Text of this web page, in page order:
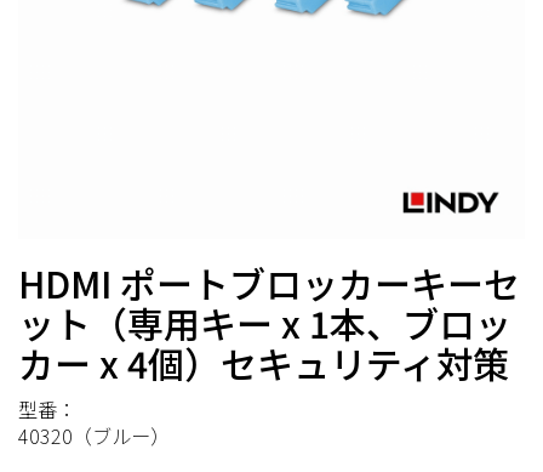
HDMI ポートブロッカーキーセ
ット（専用キー x 1本、ブロッ
カー x 4個）セキュリティ対策
型番：
40320（ブルー）